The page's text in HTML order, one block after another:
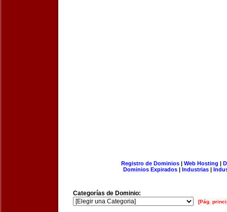
Registro de Dominios| Web Hosting |
Dominios Expirados | Industrias |
Categorías de Dominio:
[Pág.